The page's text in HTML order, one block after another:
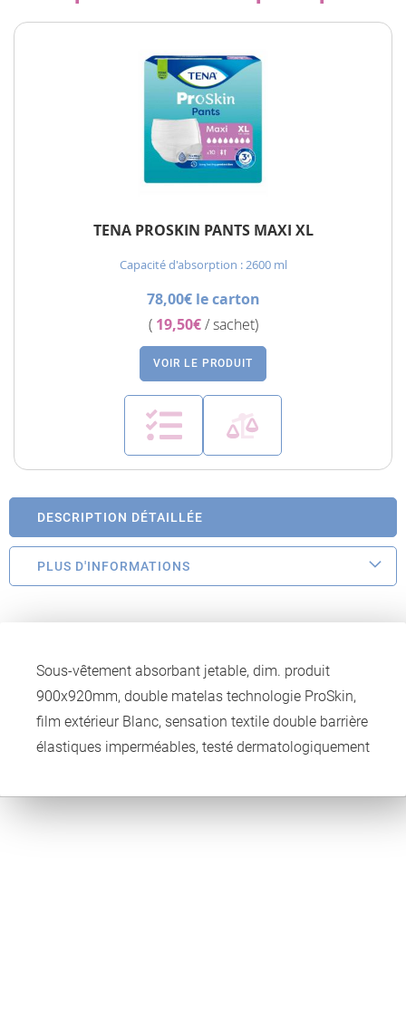
TENA PROSKIN PANTS MAXI XL
Capacité d'absorption : 2600 ml
78,00€ le carton
( 19,50€/ sachet)
VOIR LE PRODUIT
DESCRIPTION DÉTAILLÉE
PLUS D'INFORMATIONS
Sous-vêtement absorbant jetable, dim. produit
900x920mm, double matelas technologie ProSkin,
film extérieur Blanc, sensation textile double barrière
élastiques imperméables, testé dermatologiquement